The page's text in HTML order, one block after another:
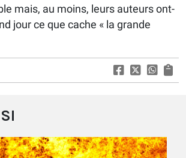
mais, au moins, leurs auteurs ont-
jour ce que cache « la grande